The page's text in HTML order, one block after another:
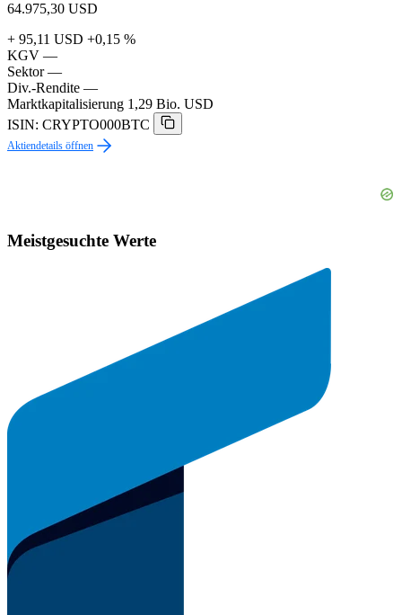
64.975,30 USD
+ 95,11 USD +0,15 %
KGV —
Sektor —
Div.-Rendite —
Marktkapitalisierung 1,29 Bio. USD
ISIN: CRYPTO000BTC
Aktiendetails öffnen
Meistgesuchte Werte